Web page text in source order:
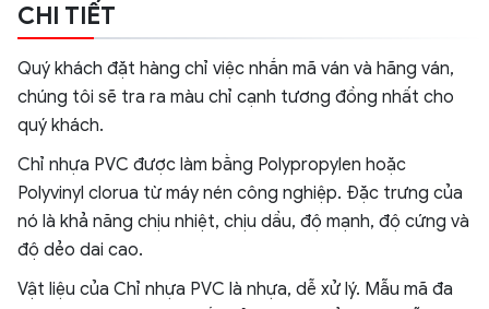
CHI TIẾT
Quý khách đặt hàng chỉ việc nhắn mã ván và hãng ván,
chúng tôi sẽ tra ra màu chỉ cạnh tương đồng nhất cho
quý khách.
Chỉ nhựa PVC được làm bằng Polypropylen hoặc
Polyvinyl clorua từ máy nén công nghiệp. Đặc trưng của
nó là khả năng chịu nhiệt, chịu dầu, độ mạnh, độ cứng và
độ dẻo dai cao.
Vật liệu của Chỉ nhựa PVC là nhựa, dễ xử lý. Mẫu mã đa